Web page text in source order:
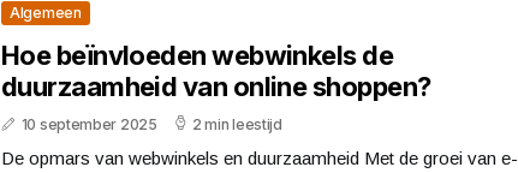
Algemeen
Hoe beïnvloeden webwinkels de
duurzaamheid van online shoppen?
10 september 2025 2 min leestijd
De opmars van webwinkels en duurzaamheid Met de groei van e-